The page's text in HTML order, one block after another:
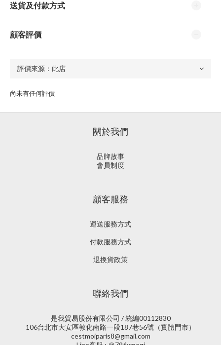
送貨及付款方式
顧客評價
尚未有任何評價
關於我們
品牌故事
會員制度
顧客服務
運送服務方式
付款服務方式
退換貨政策
聯絡我們
是我貿易股份有限公司 / 統編00112830
106台北市大安區敦化南路一段187巷56號（實體門市）
cestmoiparis8@gmail.com